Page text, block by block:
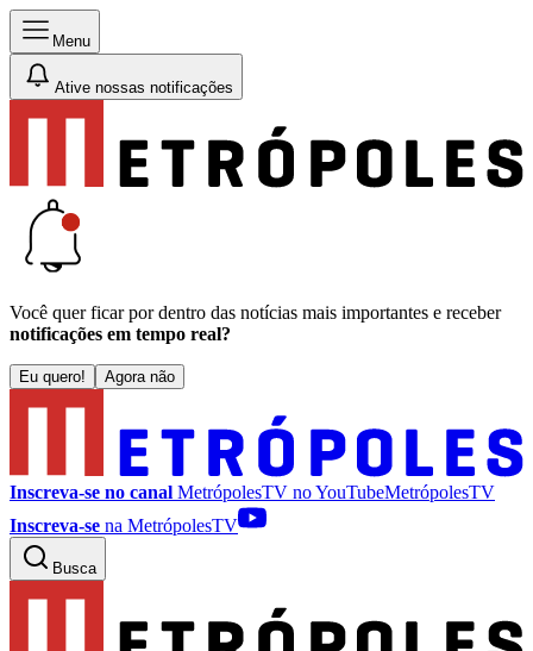
Menu
Ative nossas notificações
Você quer ficar por dentro das notícias mais importantes e receber
notificações em tempo real?
Eu quero! Agora não
Inscreva-se no canal MetrópolesTV noYouTubeMetrópolesTV
Inscreva-se na MetrópolesTV
Busca